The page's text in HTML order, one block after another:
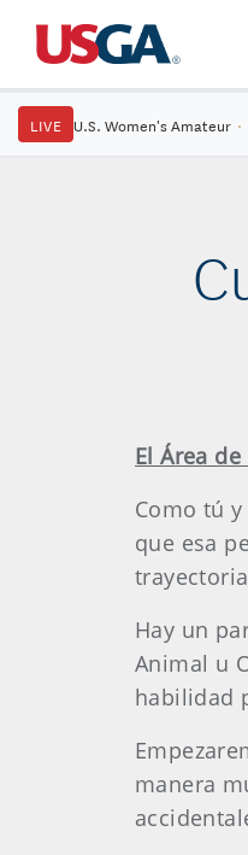
LIVE U.S. Women's Amateur ·
El Área
Como tú
que esa
Hay un
Animal u
habilidad
manera